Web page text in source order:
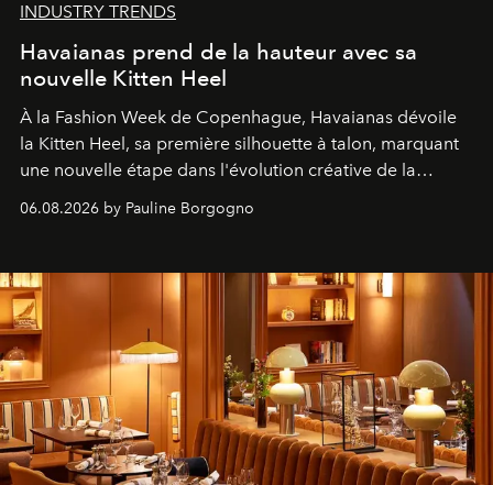
INDUSTRY TRENDS
Havaianas prend de la hauteur avec sa
nouvelle Kitten Heel
À la Fashion Week de Copenhague, Havaianas dévoile
la Kitten Heel, sa première silhouette à talon, marquant
une nouvelle étape dans l'évolution créative de la
06.08.2026 by Pauline Borgogno